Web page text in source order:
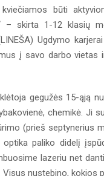
būti
– skirta 1-12 klasių
Ugdymo
į savo darbo
gegužės 15-ąją
chemikė. Ji
(prieš septynerius
paliko didelį
lazeriu net
nustebino, kokios